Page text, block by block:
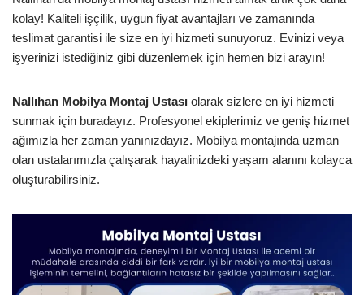
kolay! Kaliteli işçilik, uygun fiyat avantajları ve zamanında
teslimat garantisi ile size en iyi hizmeti sunuyoruz. Evinizi veya
işyerinizi istediğiniz gibi düzenlemek için hemen bizi arayın!
Nallıhan Mobilya Montaj Ustası olarak sizlere en iyi hizmeti
sunmak için buradayız. Profesyonel ekiplerimiz ve geniş hizmet
ağımızla her zaman yanınızdayız. Mobilya montajında uzman
olan ustalarımızla çalışarak hayalinizdeki yaşam alanını kolayca
oluşturabilirsiniz.